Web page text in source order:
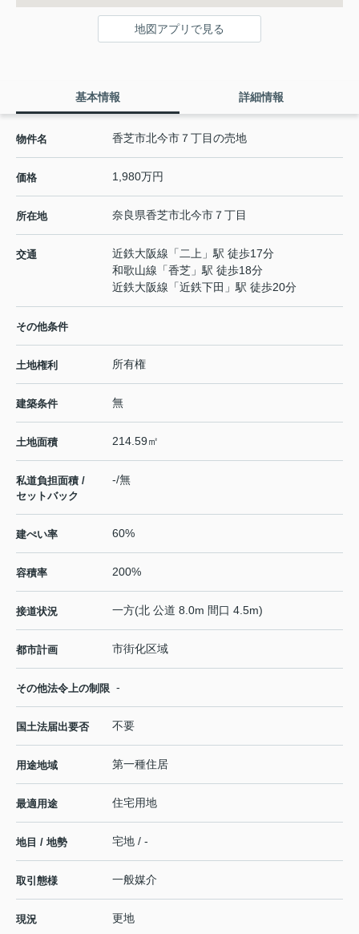
地図アプリで見る
基本情報 詳細情報
物件名 香芝市北今市７丁目の売地
価格 1,980万円
所在地 奈良県香芝市北今市 ７丁目
交通 近鉄大阪線 「 二上 」駅 徒歩17分
和歌山線 「香芝 」駅 徒歩18分
近鉄大阪線 「近鉄下田 」駅 徒歩20分
その他条件
土地権利 所有権
建築条件 無
土地面積 214.59㎡
私道負担面積 /
セットバック
-/無
建ぺい率 60%
容積率 200%
接道状況 一方(北 公道 8.0m 間口 4.5m)
都市計画 市街化区域
その他法令上の制限 -
国土法届出要否 不要
用途地域 第一種住居
最適用途 住宅用地
地目 / 地勢 宅地 / -
取引態様 一般媒介
現況 更地